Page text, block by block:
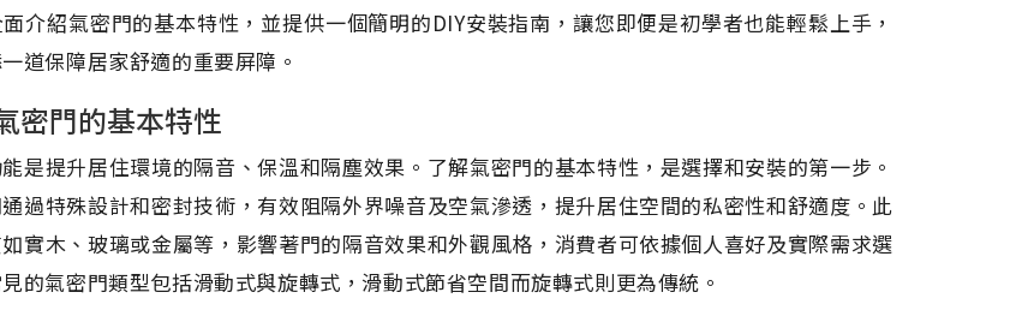
介紹氣密門的基本特性，並提供一個簡明的DIY安裝指南，讓您即便是初學者也能輕鬆上手，
道保障居家舒適的重要屏障。
密門的基本特性
是提升居住環境的隔音、保溫和隔塵效果。了解氣密門的基本特性，是選擇和安裝的第一步。
過特殊設計和密封技術，有效阻隔外界噪音及空氣滲透，提升居住空間的私密性和舒適度。此
實木、玻璃或金屬等，影響著門的隔音效果和外觀風格，消費者可依據個人喜好及實際需求選
的氣密門類型包括滑動式與旋轉式，滑動式節省空間而旋轉式則更為傳統。